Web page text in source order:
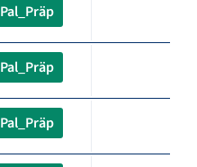
Pal_Präp
Pal_Präp
Pal_Präp